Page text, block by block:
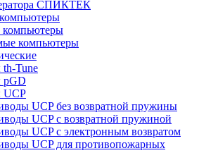
СПИКТЕК
компьютеры
Tune
pGD
UCP
UCP без возвратной пружины
UCP с возвратной пружиной
UCP с электронным возвратом
UCP для противопожарных